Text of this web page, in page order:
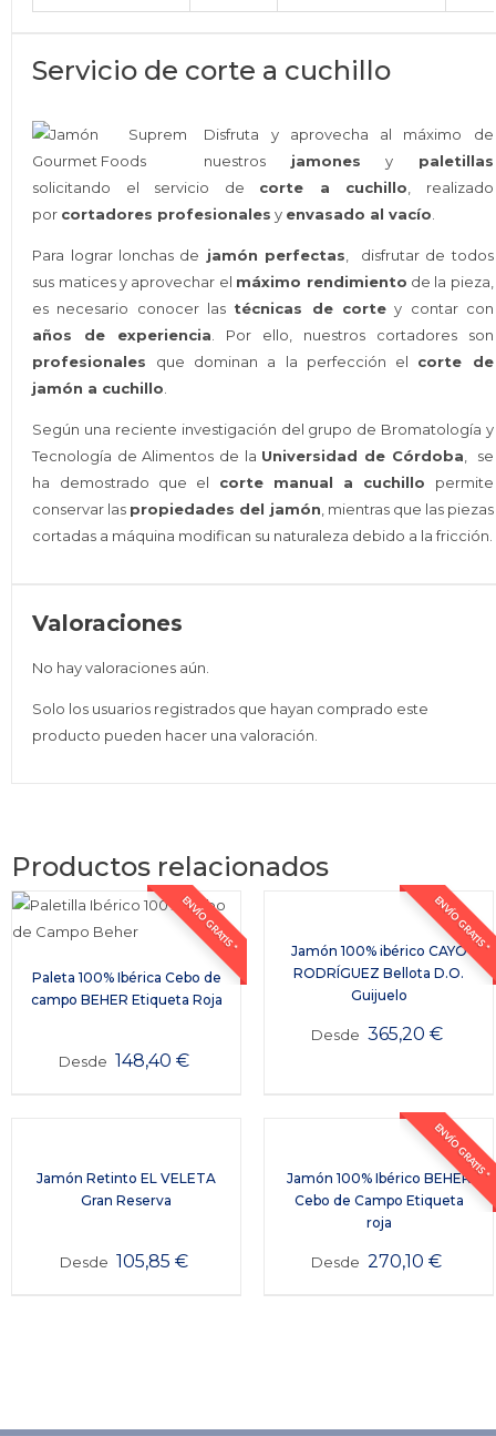
Servicio de corte a cuchillo
Disfruta y aprovecha al máximo de
nuestros jamones y paletillas
solicitando el servicio de corte a cuchillo, realizado
por cortadores profesionales y envasado al vacío.
Para lograr lonchas de jamón perfectas, disfrutar de todos
sus matices y aprovechar el máximo rendimiento de la pieza,
es necesario conocer las técnicas de cortey contar con
años de experiencia. Por ello, nuestros cortadores son
profesionales que dominan a la perfección el corte de
jamón a cuchillo.
Según una reciente investigación del grupo de Bromatología y
Tecnología de Alimentos de la Universidad de Córdoba, se
ha demostrado que el corte manual a cuchillo permite
conservar las propiedades del jamón, mientras que las piezas
cortadas a máquina modifican su naturaleza debido a la fricción.
Valoraciones
No hay valoraciones aún.
Solo los usuarios registrados que hayan comprado este
producto pueden hacer una valoración.
Productos relacionados
ENVÍO GRATIS *
Paleta 100% Ibérica Cebo de
campo BEHER Etiqueta Roja
Desde 148,40 €
ENVÍO GRATIS *
Jamón 100% ibérico CAYO
RODRÍGUEZ Bellota D.O.
Guijuelo
Desde 365,20 €
Jamón Retinto EL VELETA
Gran Reserva
Desde 105,85 €
ENVÍO GRATIS *
Jamón 100% Ibérico BEHER
Cebo de Campo Etiqueta
roja
Desde 270,10 €